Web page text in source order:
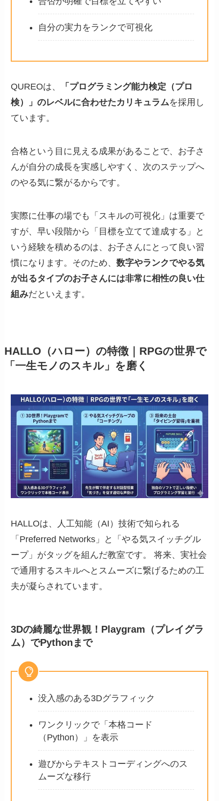
自分の実力をランクで可視化
QUREOは、
「プログラミング能力検定（プロ
検）」のレベルに合わせたカリキュラムを採用し
ています。
合格という目に見える成果があることで、お子さ
んが自分の成長を実感しやすく、次のステップへ
のやる気に繋がるからです。
実際に仕事の場でも「スキルの可視化」は重要で
すが、早い段階から「目標を立てて達成する」と
いう経験を積めるのは、お子さんにとって良い習
慣になります。そのため、数字やランクでやる気
が出るタイプのお子さんには非常に相性の良い仕
組みだといえます。
HALLO（ハロー）の特徴｜RPGの世界で
「一生モノのスキル」を磨く
HALLOは、人工知能（AI）技術で知られる
「Preferred Networks」と「やる気スイッチグル
ープ」がタッグを組んだ教室です。 将来、実社会
で通用するスキルへとスムーズに繋げるための工
夫が凝らされています。
3Dの綺麗な世界観！Playgram（プレイグラ
ム）でPythonまで
没入感のある3Dグラフィック
ワンクリックで「本格コード
（Python）」を表示
遊びからテキストコーディングへのス
ムーズな移行